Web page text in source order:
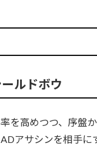
ルドボウ
を高めつつ、序盤
アサシンを相手